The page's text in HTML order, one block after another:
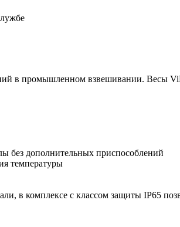
в промышленном взвешивании. Весы
без дополнительных приспособлений
температуры
в комплексе с классом защиты IP65